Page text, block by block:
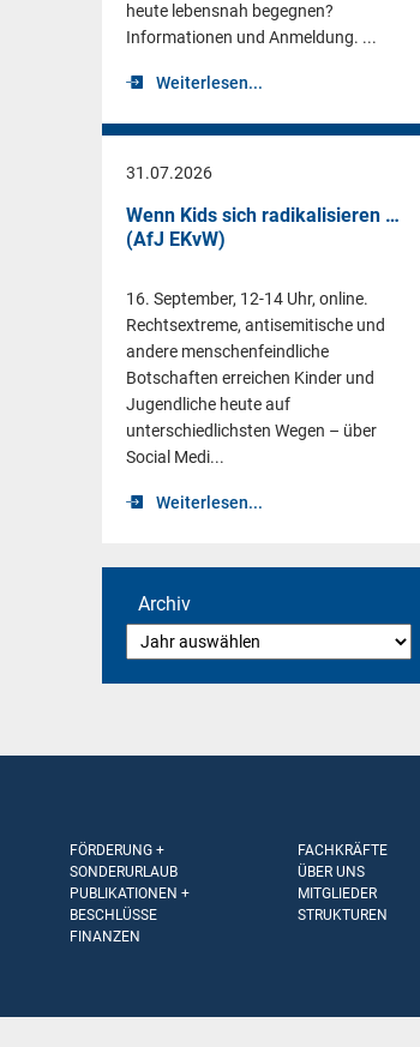
heute lebensnah begegnen?
Informationen und Anmeldung. ...
Weiterlesen...
31.07.2026
Wenn Kids sich radikalisieren …
(AfJ EKvW)
16. September, 12-14 Uhr, online.
Rechtsextreme, antisemitische und
andere menschenfeindliche
Botschaften erreichen Kinder und
Jugendliche heute auf
unterschiedlichsten Wegen – über
Social Medi...
Weiterlesen...
Archiv
FÖRDERUNG +
SONDERURLAUB
PUBLIKATIONEN +
BESCHLÜSSE
FINANZEN
FACHKRÄFTE
ÜBER UNS
MITGLIEDER
STRUKTUREN